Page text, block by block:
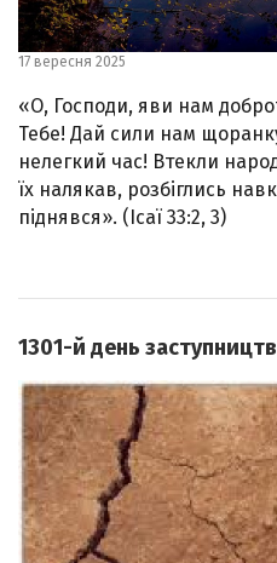
17 вересня 2025
«О, Господи, яви нам
Тебе! Дай сили нам
нелегкий час! Втекли
їх налякав, розбіглись
піднявся». (Ісаї 33:2, 3)
1301-й день